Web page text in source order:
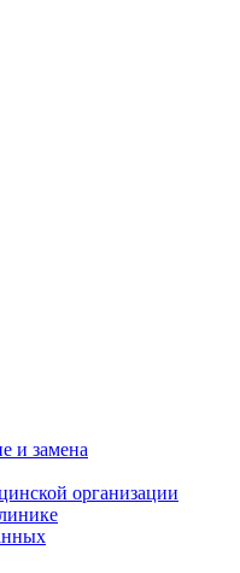
и замена
организации